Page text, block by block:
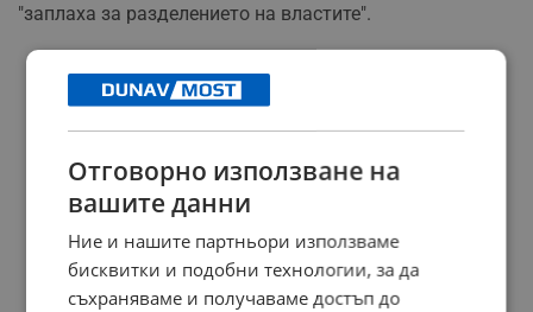
"заплаха за разделението на властите".
Отговорно използване на
вашите данни
Ние и нашите партньори използваме
бисквитки и подобни технологии, за да
съхраняваме и получаваме достъп до